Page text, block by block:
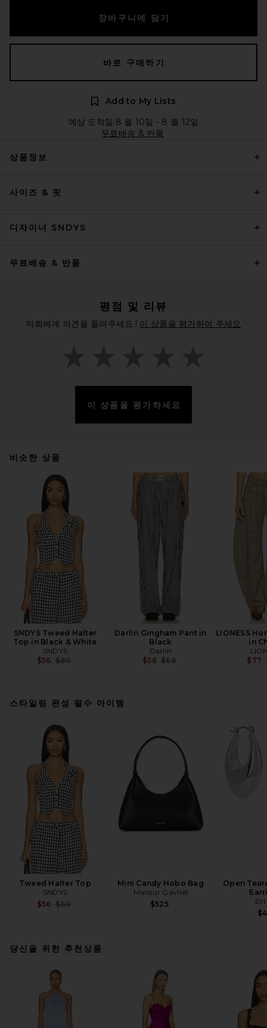
장바구니에 담기
바로 구매하기
Add to My Lists
예상 도착일:8 월 10일 - 8 월 12일
무료배송 & 반품
상품정보
사이즈 & 핏
디자이너 SNDYS
무료배송 & 반품
평점 및 리뷰
저희에게 의견을 들려주세요.! 이 상품을 평가하여 주세요
이 상품을 평가하세요
비슷한 상품
SNDYS Tweed Halter
Top in Black & White
SNDYS
$56 Previous price:
$80
Darlin Gingham Pant in
Black
Darlin
$56 Previous price:
$68
LIONESS
in
$77
스타일링 완성 필수 아이템
Tweed Halter Top
SNDYS
$56 Previous price:
$80
Mini Candy Hobo Bag
Mansur Gavriel
$525
Open
당신을 위한 추천상품